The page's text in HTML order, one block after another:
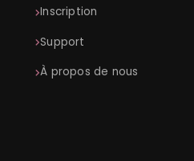
Inscription
Support
À propos de nous